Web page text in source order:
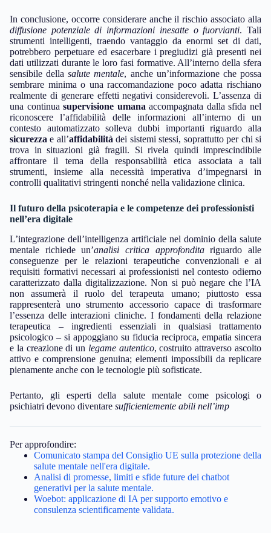
In conclusione, occorre considerare anche il rischio associato alla
diffusione potenziale di informazioni inesatte o fuorvianti. Tali
strumenti intelligenti, traendo vantaggio da enormi set di dati,
potrebbero perpetuare ed esacerbare i pregiudizi già presenti nei
dati utilizzati durante le loro fasi formative. All’interno della sfera
sensibile dellasalute mentale, anche un’informazione che possa
sembrare minima o una raccomandazione poco adatta rischiano
realmente di generare effetti negativi considerevoli. L’assenza di
una continuasupervisione umana accompagnata dalla sfida nel
riconoscere l’affidabilità delle informazioni all’interno di un
contesto automatizzato solleva dubbi importanti riguardo alla
sicurezza e all’affidabilità dei sistemi stessi, soprattutto per chi si
trova in situazioni già fragili. Si rivela quindi imprescindibile
affrontare il tema della responsabilità etica associata a tali
strumenti, insieme alla necessità imperativa d’impegnarsi in
controlli qualitativi stringenti nonché nella validazione clinica.
Il futuro della psicoterapia e le competenze dei professionisti
nell’era digitale
L’integrazione dell’intelligenza artificiale nel dominio della salute
mentale richiede un’analisi critica approfonditariguardo alle
conseguenze per le relazioni terapeutiche convenzionali e ai
requisiti formativi necessari ai professionisti nel contesto odierno
caratterizzato dalla digitalizzazione. Non si può negare che l’IA
non assumerà il ruolo del terapeuta umano; piuttosto essa
rappresenterà uno strumento accessorio capace di trasformare
l’essenza delle interazioni cliniche. I fondamenti della relazione
terapeutica – ingredienti essenziali in qualsiasi trattamento
psicologico – si appoggiano su fiducia reciproca, empatia sincera
e la creazione di un legame autentico, costruito attraverso ascolto
attivo e comprensione genuina; elementi impossibili da replicare
pienamente anche con le tecnologie più sofisticate.
Pertanto, gli esperti della salute mentale come psicologi o
psichiatri devono diventare sufficientemente abili nell’imp
Per approfondire:
Comunicato stampa del Consiglio UE sulla protezione della
salute mentale nell'era digitale.
Analisi di promesse, limiti e sfide future dei chatbot
generativi per la salute mentale.
Woebot: applicazione di IA per supporto emotivo e
consulenza scientificamente validata.